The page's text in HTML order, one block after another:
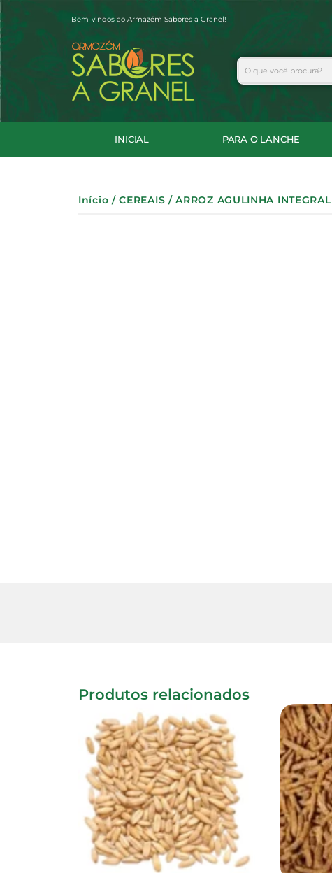
para
o
conteúdo
Bem-vindos ao Armazém Sabores a Granel!
Search
INICIAL PARA O LANCHE
Início /CEREAIS / ARROZ AGULINHA INTEGRAL
Produtos relacionados